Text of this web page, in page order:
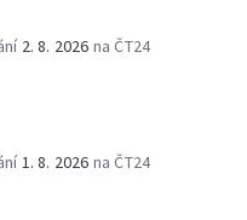
2. 8. 2026 na ČT24
1. 8. 2026 na ČT24